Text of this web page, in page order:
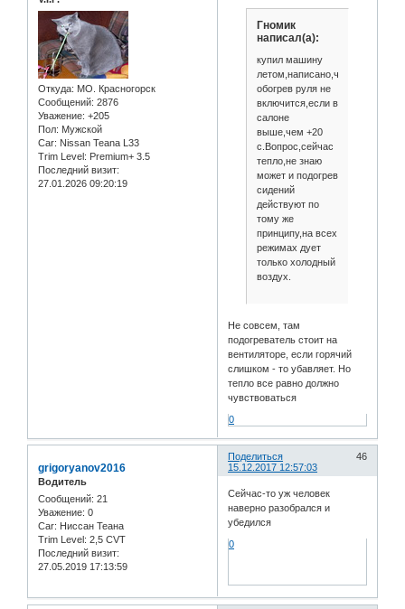
Откуда: МО. Красногорск
Сообщений: 2876
Уважение: +205
Пол: Мужской
Car: Nissan Teana L33
Trim Level: Premium+ 3.5
Последний визит:
27.01.2026 09:20:19
Гномик
написал(а):
купил машину
летом,написано,что
обогрев руля не
включится,если в
салоне
выше,чем +20
с.Вопрос,сейчас
тепло,не знаю
может и подогрев
сидений
действуют по
тому же
принципу,на всех
режимах дует
только холодный
воздух.
Не совсем, там
подогреватель стоит на
вентиляторе, если горячий
слишком - то убавляет. Но
тепло все равно должно
чувствоваться
0
Поделиться
46
15.12.2017 12:57:03
grigoryanov2016
Водитель
Сообщений: 21
Уважение: 0
Car: Ниссан Теана
Trim Level: 2,5 CVT
Последний визит:
27.05.2019 17:13:59
Сейчас-то уж человек
наверно разобрался и
убедился
0